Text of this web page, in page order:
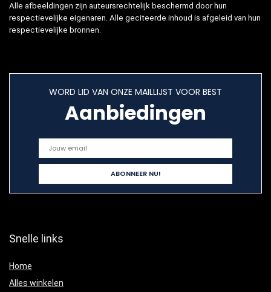
Alle afbeeldingen zijn auteursrechtelijk beschermd door hun
respectievelijke eigenaren. Alle geciteerde inhoud is afgeleid van hun
respectievelijke bronnen.
WORD LID VAN ONZE MAILLIJST VOOR BEST
Aanbiedingen
Snelle links
Home
Alles winkelen